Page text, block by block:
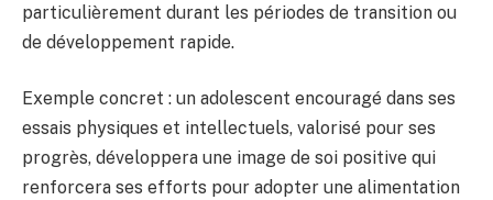
particulièrement durant les périodes de transition ou
de développement rapide.
Exemple concret : un adolescent encouragé dans ses
essais physiques et intellectuels, valorisé pour ses
progrès, développera une image de soi positive qui
renforcera ses efforts pour adopter une alimentation